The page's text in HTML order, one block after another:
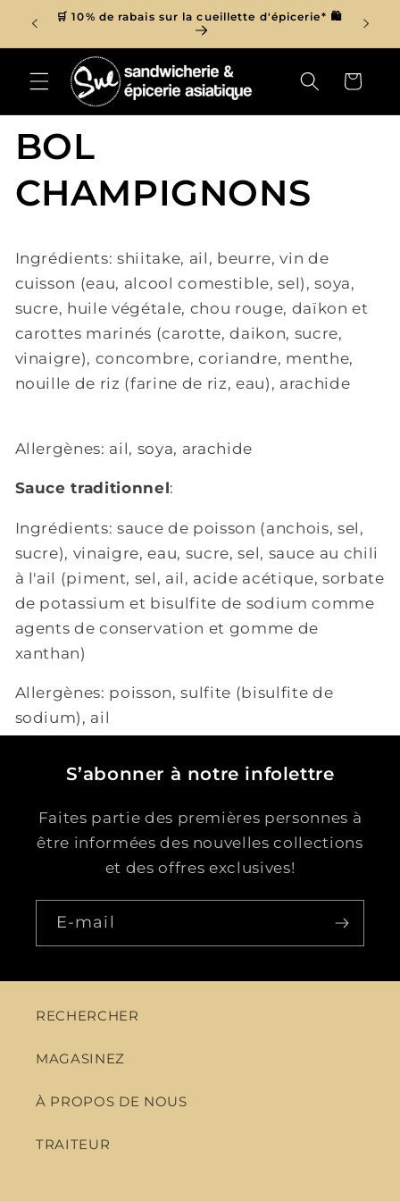
passer
contenu
150$ 🛒 10% de rabais sur la cueillette d'épicerie* 🛍
Panier
BOL
CHAMPIGNONS
Ingrédients: shiitake, ail, beurre, vin de
cuisson (eau, alcool comestible, sel), soya,
sucre, huile végétale, chou rouge, daïkon et
carottes marinés (carotte, daikon, sucre,
vinaigre), concombre, coriandre, menthe,
nouille de riz (farine de riz, eau), arachide
Allergènes: ail, soya, arachide
Sauce traditionnel:
Ingrédients: sauce de poisson (anchois, sel,
sucre), vinaigre, eau, sucre, sel, sauce au chili
à l'ail (piment, sel, ail, acide acétique, sorbate
de potassium et bisulfite de sodium comme
agents de conservation et gomme de
xanthan)
Allergènes: poisson, sulfite (bisulfite de
sodium), ail
S’abonner à notre infolettre
Faites partie des premières personnes à
être informées des nouvelles collections
et des offres exclusives!
E-mail
RECHERCHER
MAGASINEZ
À PROPOS DE NOUS
TRAITEUR